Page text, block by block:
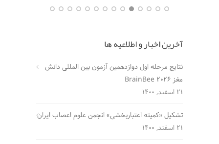
آخرین اخبار و اطلاعیه ها
نتایج مرحله اول دوازدهمین آزمون بین المللی دانش
مغز BrainBee 2026
21 اسفند, 1400
تشکیل «کمیته اعتباربخشی» انجمن علوم اعصاب ایران
21 اسفند, 1400